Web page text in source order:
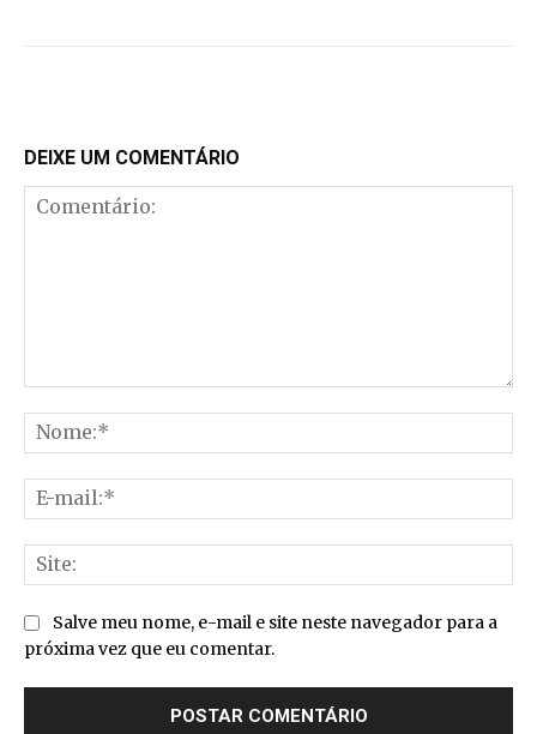
DEIXE UM COMENTÁRIO
Salve meu nome, e-mail e site neste navegador para a
próxima vez que eu comentar.